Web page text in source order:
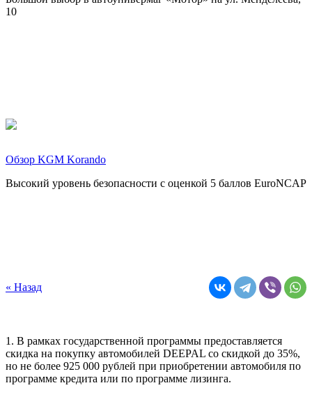
10
Обзор KGM Korando
Высокий уровень безопасности с оценкой 5 баллов EuroNCAP
« Назад
1. В рамках государственной программы предоставляется
скидка на покупку автомобилей DEEPAL со скидкой до 35%,
но не более 925 000 рублей при приобретении автомобиля по
программе кредита или по программе лизинга.